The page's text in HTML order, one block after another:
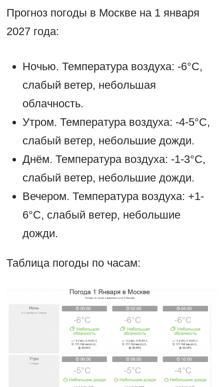
Прогноз погоды в Москве на 1 января
2027 года:
Ночью. Температура воздуха: -6°С,
слабый ветер, небольшая
облачность.
Утром. Температура воздуха: -4-5°С,
слабый ветер, небольшие дожди.
Днём. Температура воздуха: -1-3°С,
слабый ветер, небольшие дожди.
Вечером. Температура воздуха: +1-
6°С, слабый ветер, небольшие
дожди.
Таблица погоды по часам: